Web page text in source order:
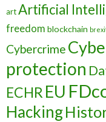
artArtificial
freedom blockchain
Cybercrime
protection
ECHR EU
Hacking